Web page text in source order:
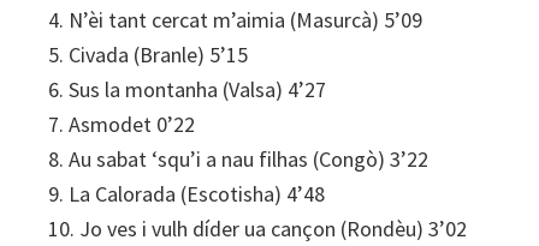
4. N’èi tant cercat m’aimia (Masurcà) 5’09
5. Civada (Branle) 5’15
6. Sus la montanha (Valsa) 4’27
7. Asmodet 0’22
8. Au sabat ‘squ’i a nau filhas (Congò) 3’22
9. La Calorada (Escotisha) 4’48
10. Jo ves i vulh díder ua cançon (Rondèu) 3’02